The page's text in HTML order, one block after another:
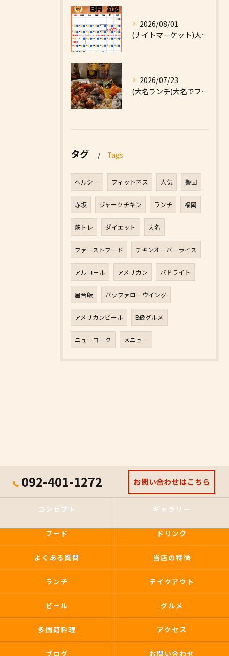
2026/08/01
(ナイトマーケット)大名でファーストフードなら|High F...
2026/07/23
(大名ランチ)大名でファーストフードなら|High Five...
タグ Tags
ヘルシー フィットネス 人気 警固
赤坂 ジャークチキン ランチ 福岡
筋トレ ダイエット 大名
ファーストフード チキンオーバーライス
アルコール アメリカン バドライト
屋台飯 バッファローウイング
アメリカンビール B級グルメ
ニューヨーク メニュー
092-401-1272 お問い合わせはこちら
コンセプト ギャラリー
フード ドリンク
よくある質問 当店の特徴
ランチ テイクアウト
ビール グルメ
多国籍料理 アクセス
ブログ お問い合わせ